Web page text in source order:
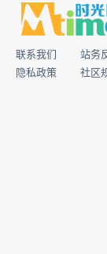
联系我们
站务
隐私政策
社区